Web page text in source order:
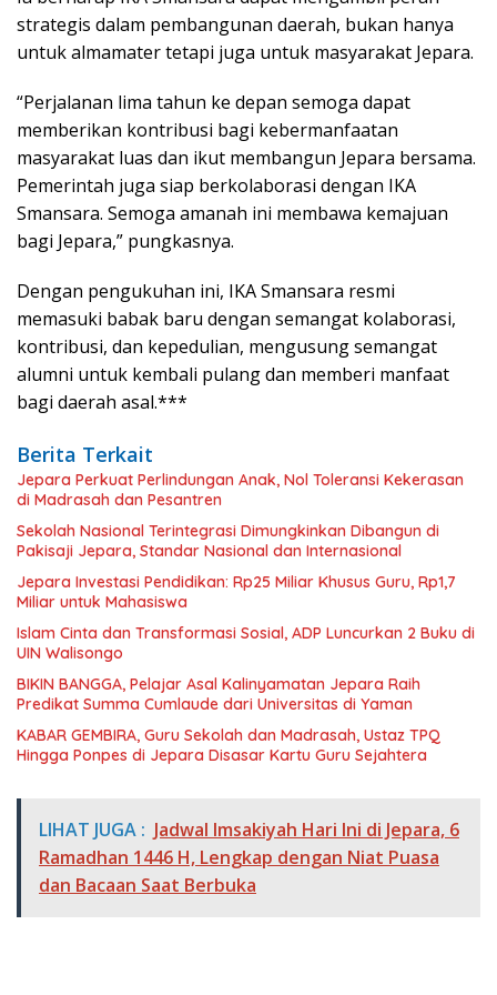
strategis dalam pembangunan daerah, bukan hanya
untuk almamater tetapi juga untuk masyarakat Jepara.
“Perjalanan lima tahun ke depan semoga dapat
memberikan kontribusi bagi kebermanfaatan
masyarakat luas dan ikut membangun Jepara bersama.
Pemerintah juga siap berkolaborasi dengan IKA
Smansara. Semoga amanah ini membawa kemajuan
bagi Jepara,” pungkasnya.
Dengan pengukuhan ini, IKA Smansara resmi
memasuki babak baru dengan semangat kolaborasi,
kontribusi, dan kepedulian, mengusung semangat
alumni untuk kembali pulang dan memberi manfaat
bagi daerah asal.***
Berita Terkait
Jepara Perkuat Perlindungan Anak, Nol Toleransi Kekerasan
di Madrasah dan Pesantren
Sekolah Nasional Terintegrasi Dimungkinkan Dibangun di
Pakisaji Jepara, Standar Nasional dan Internasional
Jepara Investasi Pendidikan: Rp25 Miliar Khusus Guru, Rp1,7
Miliar untuk Mahasiswa
Islam Cinta dan Transformasi Sosial, ADP Luncurkan 2 Buku di
UIN Walisongo
BIKIN BANGGA, Pelajar Asal Kalinyamatan Jepara Raih
Predikat Summa Cumlaude dari Universitas di Yaman
KABAR GEMBIRA, Guru Sekolah dan Madrasah, Ustaz TPQ
Hingga Ponpes di Jepara Disasar Kartu Guru Sejahtera
LIHAT JUGA : Jadwal Imsakiyah Hari Ini di Jepara, 6
Ramadhan 1446 H, Lengkap dengan Niat Puasa
dan Bacaan Saat Berbuka